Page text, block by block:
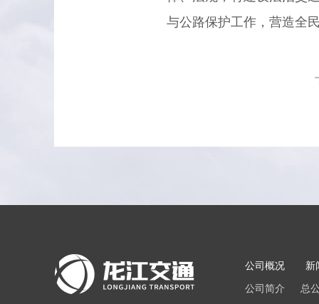
与公路保护工作，营造全
公司概况
公司简介
新
总